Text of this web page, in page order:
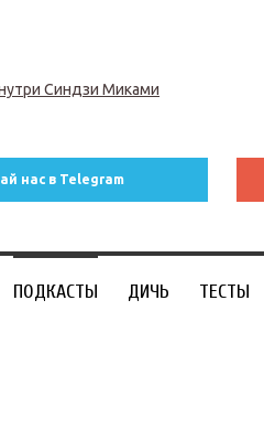
Синдзи Миками
нас в Telegram
ПОДКАСТЫ ДИЧЬ ТЕСТЫ